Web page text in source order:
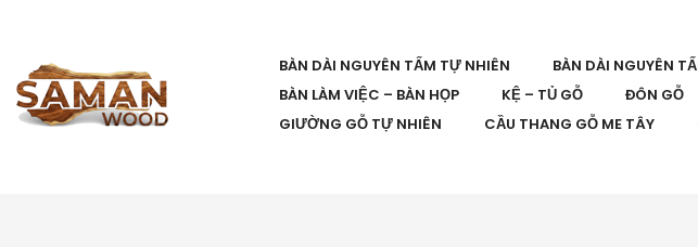
BÀN DÀI NGUYÊN TẤM TỰ NHIÊN BÀN DÀI NGUYÊN
BÀN LÀM VIỆC – BÀN HỌP
KỆ – TỦ GỖ ĐÔN GỖ
GIƯỜNG GỖ TỰ NHIÊN
CẦU THANG GỖ ME TÂY